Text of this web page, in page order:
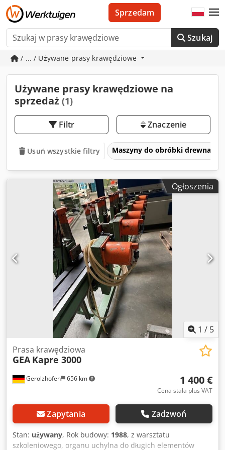
Szukaj
Sprzedam
/ ... / Używane prasy krawędziowe
Używane prasy krawędziowe na
sprzedaż (1)
Filtr Znaczenie
Usuń wszystkie filtry Maszyny do obróbki drewna
Ogłoszenia
1 / 5
Gerolzhofen 656 km
Prasa krawędziowa
GEA Kapre 3000
1 400 €
Cena stała plus VAT
Zapytania Zadzwoń
Stan: używany, Rok budowy: 1988, z warsztatu
szkoleniowego, organu uchylna do długich elementów